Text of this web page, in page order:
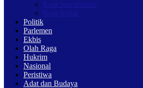
Kota Sawahlunto
Kota Solok
Politik
Parlemen
Ekbis
Olah Raga
Hukrim
Nasional
Peristiwa
Adat dan Budaya